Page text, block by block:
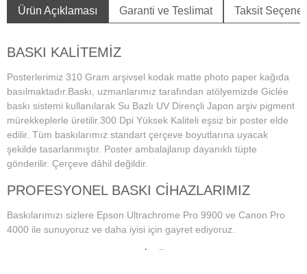
Ürün Açıklaması Garanti ve Teslimat Taksit
BASKI KALİTEMİZ
Posterlerimiz 310 Gram arşivsel kodak matte photo paper kağıda
basılmaktadır.Baskı, uzmanlarımız tarafından atölyemizde Giclée
baskı sistemi kullanılarak Su Bazlı UV Dirençli Japon arşiv pigment
mürekkeplerle üretilir.300 Dpi Yüksek Kaliteli eşsiz bir poster elde
edilir. Tüm baskılarımız standart çerçeve boyutlarına uyacak
şekilde tasarlanmıştır. Poster ambalajlanıp dayanıklı tüpte
gönderilir. Çerçeve dâhil değildir.
PROFESYONEL BASKI CİHAZLARIMIZ
Baskılarımızı sizlere Epson Ultrachrome Pro 9900 ve Canon Pro
4000 ile sunuyoruz ve daha iyisi için gayret ediyoruz.